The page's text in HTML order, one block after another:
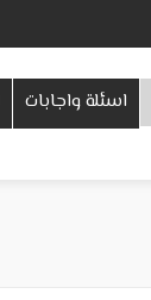
اسئلة واجابات